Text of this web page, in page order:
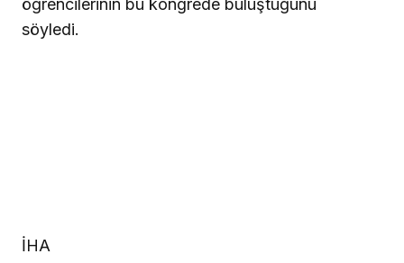
öğrencilerinin bu kongrede buluştuğunu
söyledi.
İHA